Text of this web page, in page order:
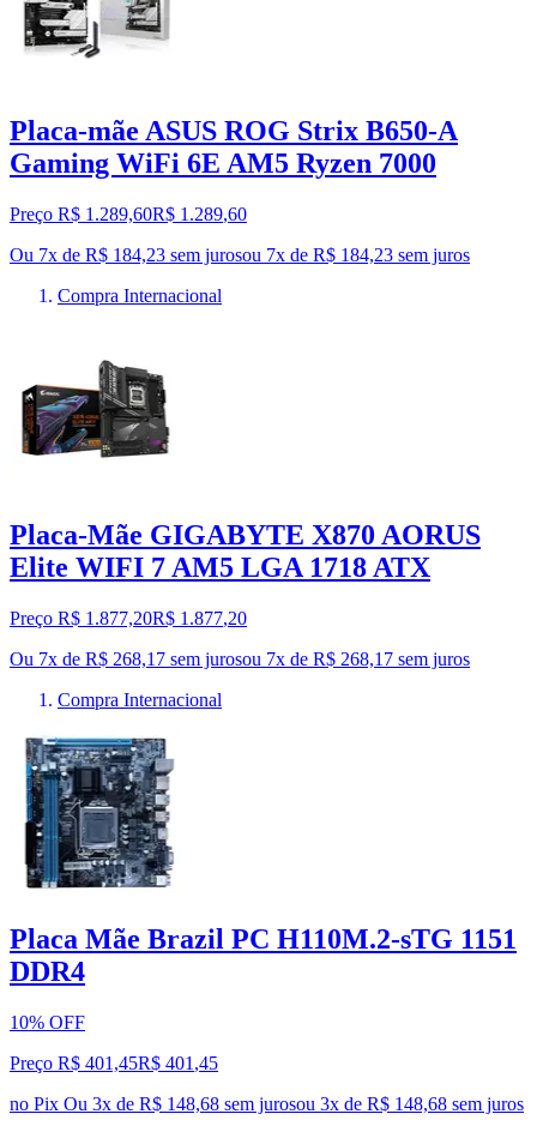
Placa-mãe ASUS ROG Strix B650-A
Gaming WiFi 6E AM5 Ryzen 7000
Preço R$ 1.289,60R$ 1.289,60
Ou 7x de R$ 184,23 sem jurosou 7x de R$ 184,23 sem juros
Compra Internacional
Placa-Mãe GIGABYTE X870 AORUS
Elite WIFI 7 AM5 LGA 1718 ATX
Preço R$ 1.877,20R$ 1.877,20
Ou 7x de R$ 268,17 sem jurosou 7x de R$ 268,17 sem juros
Compra Internacional
Placa Mãe Brazil PC H110M.2-sTG 1151
DDR4
10% OFF
Preço R$ 401,45R$ 401 ,45
no Pix Ou 3x de R$ 148,68 sem jurosou 3x de R$ 148,68 sem juros